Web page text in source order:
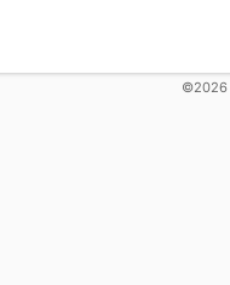
©2026